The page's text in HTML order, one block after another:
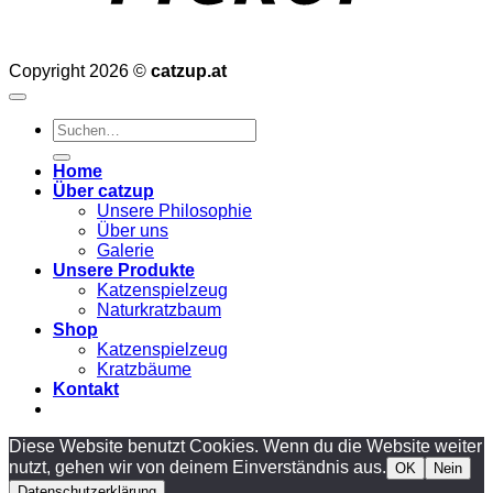
Copyright 2026 © catzup.at
Suchen
nach:
Home
Über catzup
Unsere Philosophie
Über uns
Galerie
Unsere Produkte
Katzenspielzeug
Naturkratzbaum
Shop
Katzenspielzeug
Kratzbäume
Kontakt
Diese Website benutzt Cookies. Wenn du die Website weiter
nutzt, gehen wir von deinem Einverständnis aus. OK
Nein